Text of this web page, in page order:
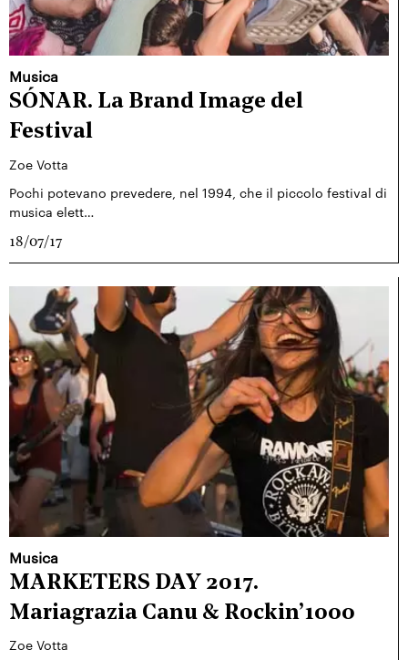
Musica
SÓNAR. La Brand Image del
Festival
Zoe Votta
Pochi potevano prevedere, nel 1994, che il piccolo festival di
musica elett…
18/07/17
Musica
MARKETERS DAY 2017.
Mariagrazia Canu & Rockin’1000
Zoe Votta